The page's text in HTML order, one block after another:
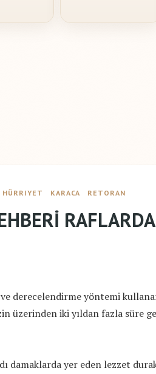
HÜRRIYET KARACA RETORAN
RAFLARDA
derecelendirme yöntemi
üzerinden iki yıldan fazla süre
damaklarda yer eden lezzet